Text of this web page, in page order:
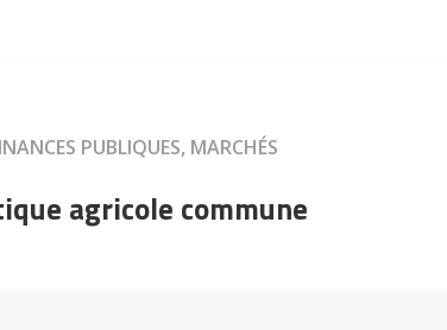
PUBLIQUES, MARCHÉS
agricole commune